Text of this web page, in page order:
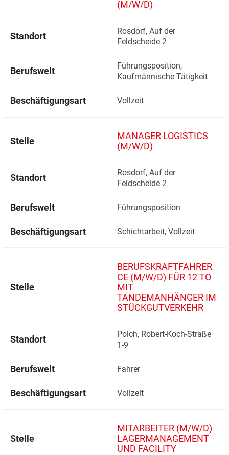
(M/W/D)
Standort
Rosdorf, Auf der
Feldscheide 2
Berufswelt
Führungsposition,
Kaufmännische Tätigkeit
Beschäftigungsart Vollzeit
Stelle
MANAGER LOGISTICS
(M/W/D)
Standort
Rosdorf, Auf der
Feldscheide 2
Berufswelt Führungsposition
Beschäftigungsart Schichtarbeit, Vollzeit
Stelle
BERUFSKRAFTFAHRER
CE (M/W/D) FÜR 12 TO
MIT
TANDEMANHÄNGER IM
STÜCKGUTVERKEHR
Standort
Polch, Robert-Koch-Straße
1-9
Berufswelt Fahrer
Beschäftigungsart Vollzeit
Stelle
MITARBEITER (M/W/D)
LAGERMANAGEMENT
UND FACILITY